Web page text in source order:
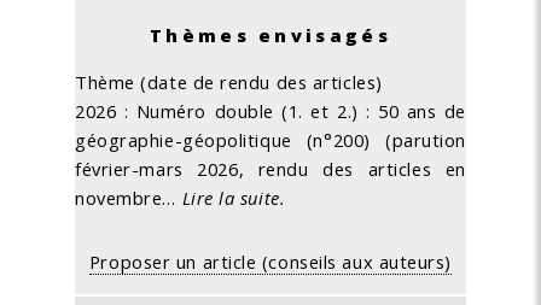
Thèmes envisagés
Thème (date de rendu des articles)
2026 : Numéro double (1. et 2.) : 50 ans de
géographie-géopolitique (n°200) (parution
février-mars 2026, rendu des articles en
novembre… Lire la suite.
Proposer un article (conseils aux auteurs)